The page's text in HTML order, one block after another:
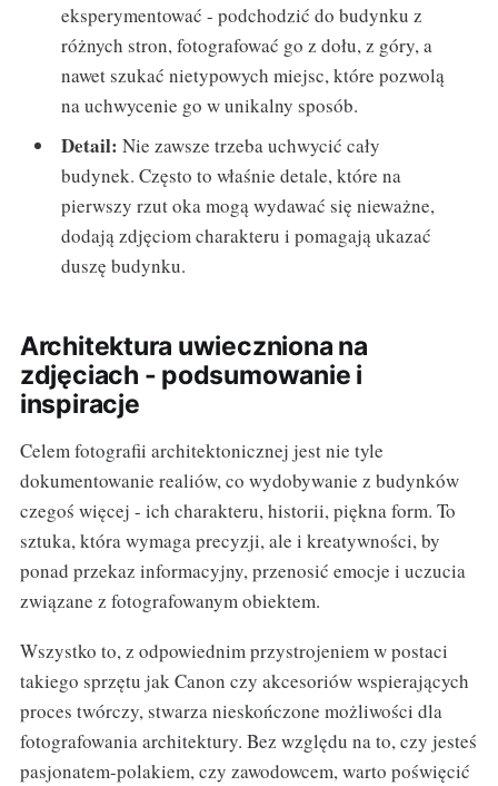
eksperymentować - podchodzić do budynku z
różnych stron, fotografować go z dołu, z góry, a
nawet szukać nietypowych miejsc, które pozwolą
na uchwycenie go w unikalny sposób.
Detail: Nie zawsze trzeba uchwycić cały
budynek. Często to właśnie detale, które na
pierwszy rzut oka mogą wydawać się nieważne,
dodają zdjęciom charakteru i pomagają ukazać
duszę budynku.
Architektura uwieczniona na
zdjęciach - podsumowanie i
inspiracje
Celem fotografii architektonicznej jest nie tyle
dokumentowanie realiów, co wydobywanie z budynków
czegoś więcej - ich charakteru, historii, piękna form. To
sztuka, która wymaga precyzji, ale i kreatywności, by
ponad przekaz informacyjny, przenosić emocje i uczucia
związane z fotografowanym obiektem.
Wszystko to, z odpowiednim przystrojeniem w postaci
takiego sprzętu jak Canon czy akcesoriów wspierających
proces twórczy, stwarza nieskończone możliwości dla
fotografowania architektury. Bez względu na to, czy jesteś
pasjonatem-polakiem, czy zawodowcem, warto poświęcić